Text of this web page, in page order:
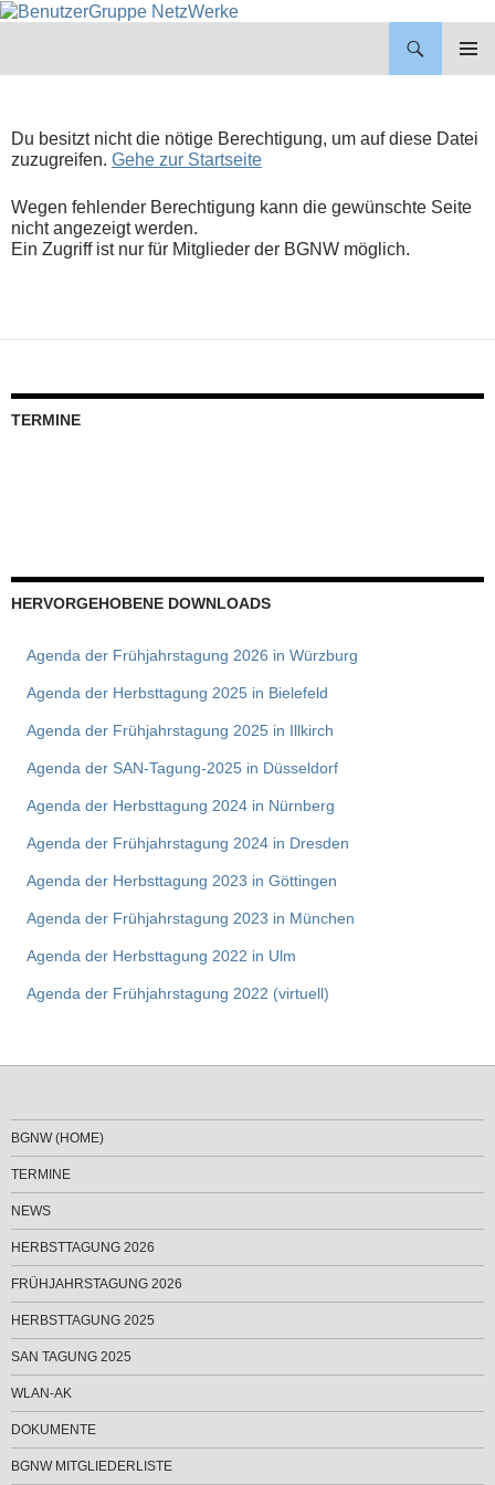
Du besitzt nicht die nötige Berechtigung, um auf diese Datei
zuzugreifen. Gehe zur Startseite
Wegen fehlender Berechtigung kann die gewünschte Seite
nicht angezeigt werden.
Ein Zugriff ist nur für Mitglieder der BGNW möglich.
TERMINE
HERVORGEHOBENE DOWNLOADS
Agenda der Frühjahrstagung 2026 in Würzburg
Agenda der Herbsttagung 2025 in Bielefeld
Agenda der Frühjahrstagung 2025 in Illkirch
Agenda der SAN-Tagung-2025 in Düsseldorf
Agenda der Herbsttagung 2024 in Nürnberg
Agenda der Frühjahrstagung 2024 in Dresden
Agenda der Herbsttagung 2023 in Göttingen
Agenda der Frühjahrstagung 2023 in München
Agenda der Herbsttagung 2022 in Ulm
Agenda der Frühjahrstagung 2022 (virtuell)
BGNW (HOME)
TERMINE
NEWS
HERBSTTAGUNG 2026
FRÜHJAHRSTAGUNG 2026
HERBSTTAGUNG 2025
SAN TAGUNG 2025
WLAN-AK
DOKUMENTE
BGNW MITGLIEDERLISTE